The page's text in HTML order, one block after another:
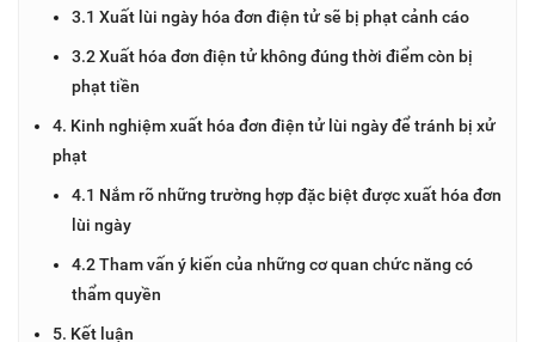
3.1 Xuất lùi ngày hóa đơn điện tử sẽ bị phạt cảnh cáo
3.2 Xuất hóa đơn điện tử không đúng thời điểm còn bị
phạt tiền
4. Kinh nghiệm xuất hóa đơn điện tử lùi ngày để tránh bị xử
phạt
4.1 Nắm rõ những trường hợp đặc biệt được xuất hóa đơn
lùi ngày
4.2 Tham vấn ý kiến của những cơ quan chức năng có
thẩm quyền
5. Kết luận